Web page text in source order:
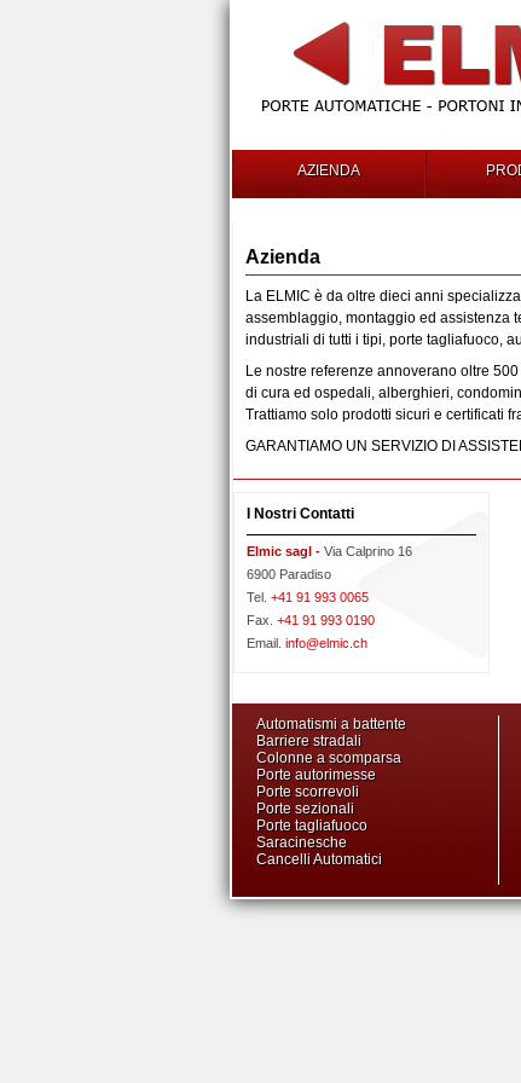
AZIENDA
Azienda
La ELMIC è da oltre dieci anni
assemblaggio, montaggio ed assistenza
industriali di tutti i tipi, porte tagliafuoco,
Le nostre referenze annoverano oltre
di cura ed ospedali, alberghieri,
Trattiamo solo prodotti sicuri e certificati
GARANTIAMO UN SERVIZIO DI
I Nostri Contatti
Elmic sagl - Via Calprino 16
6900 Paradiso
Tel. +41 91 993 0065
Fax. +41 91 993 0190
Email. info@elmic.ch
Automatismi a battente
Barriere stradali
Colonne a scomparsa
Porte autorimesse
Porte scorrevoli
Porte sezionali
Porte tagliafuoco
Saracinesche
Cancelli Automatici